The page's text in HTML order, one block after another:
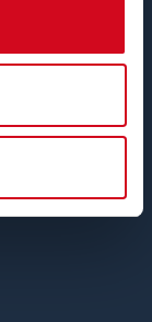
und mit
von Piombino